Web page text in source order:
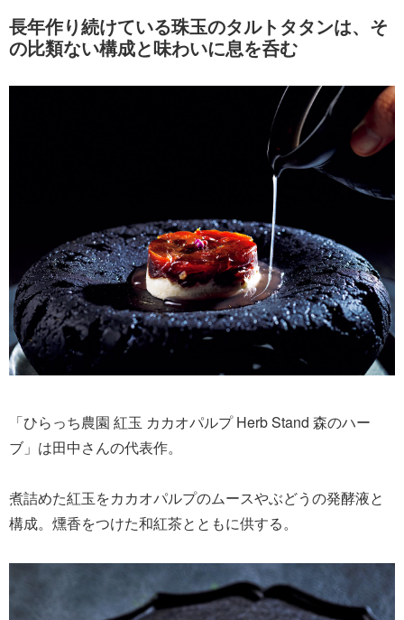
長年作り続けている珠玉のタルトタタンは、そ
の比類ない構成と味わいに息を呑む
「ひらっち農園 紅玉 カカオパルプ Herb Stand 森のハー
ブ」は田中さんの代表作。
煮詰めた紅玉をカカオパルプのムースやぶどうの発酵液と
構成。燻香をつけた和紅茶とともに供する。